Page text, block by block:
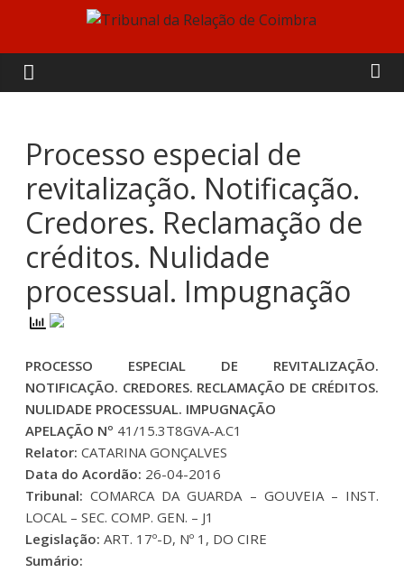
content
Tribunal
da
Relação
de
Coimbra
Processo especial de
revitalização. Notificação.
Credores. Reclamação de
créditos. Nulidade
processual. Impugnação
PROCESSO ESPECIAL DE REVITALIZAÇÃO.
NOTIFICAÇÃO. CREDORES. RECLAMAÇÃO DE CRÉDITOS.
NULIDADE PROCESSUAL. IMPUGNAÇÃO
APELAÇÃO Nº 41/15.3T8GVA-A.C1
Relator:CATARINA GONÇALVES
Data do Acordão: 26-04-2016
Tribunal: COMARCA DA GUARDA – GOUVEIA – INST.
LOCAL – SEC. COMP. GEN. – J1
Legislação: ART. 17º-D, Nº 1, DO CIRE
Sumário: